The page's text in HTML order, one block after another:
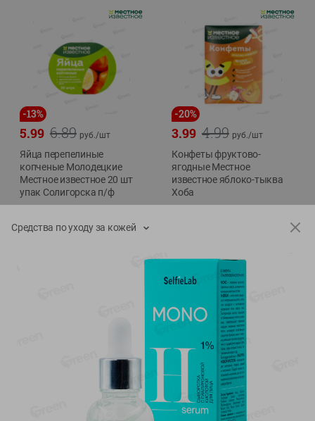
-13%
6.89
5.99 руб./шт
Яйца перепелиные
копченые Молодецкие
Местное известное 20 шт
упак Солигорска п/ф
-20%
4.99
3.99 руб./шт
Конфеты фруктово-
ягодные Местное
известное яблоко-тыква
Хоба
Показать 15-28 из 78
Специально для вас
Средства по уходу за кожей